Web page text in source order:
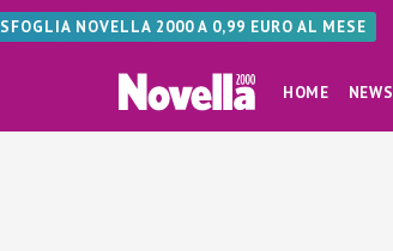
SFOGLIA NOVELLA 2000 A 0,99 EURO AL MESE
HOME NEWS